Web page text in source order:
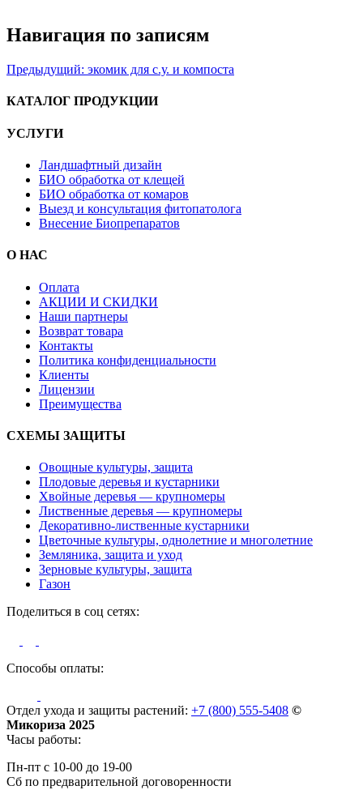
Навигация по записям
Предыдущий: экомик для с.у. и компоста
КАТАЛОГ ПРОДУКЦИИ
УСЛУГИ
Ландшафтный дизайн
БИО обработка от клещей
БИО обработка от комаров
Выезд и консультация фитопатолога
Внесение Биопрепаратов
О НАС
Оплата
АКЦИИ И СКИДКИ
Наши партнеры
Возврат товара
Контакты
Политика конфиденциальности
Клиенты
Лицензии
Преимущества
СХЕМЫ ЗАЩИТЫ
Овощные культуры, защита
Плодовые деревья и кустарники
Хвойные деревья — крупномеры
Лиственные деревья — крупномеры
Декоративно-лиственные кустарники
Цветочные культуры, однолетние и многолетние
Земляника, защита и уход
Зерновые культуры, защита
Газон
Поделиться в соц сетях:
Способы оплаты:
Отдел ухода и защиты растений: +7 (800) 555-5408 ©
Микориза 2025
Часы работы:
Пн-пт с 10-00 до 19-00
Сб по предварительной договоренности